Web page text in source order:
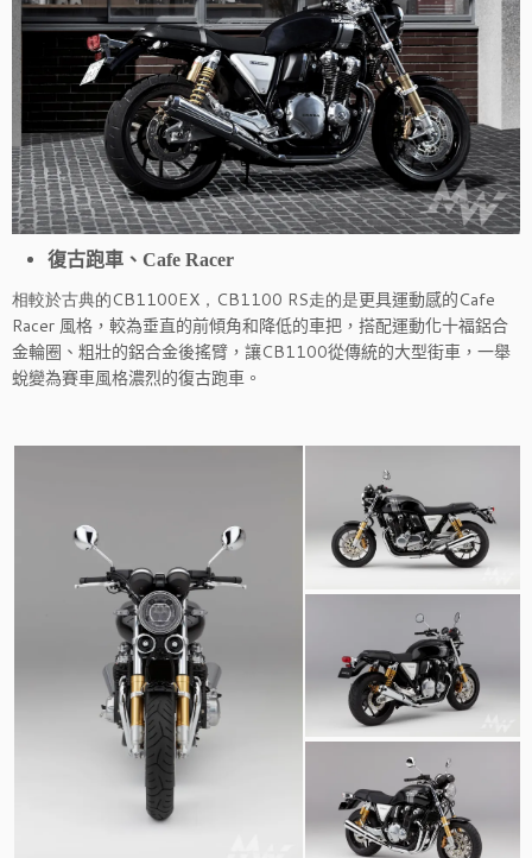
復古跑車、Cafe Racer
相較於古典的CB1100EX，CB1100 RS走的是更具運動感的Cafe
Racer 風格，較為垂直的前傾角和降低的車把，搭配運動化十福鋁合
金輪圈、粗壯的鋁合金後搖臂，讓CB1100從傳統的大型街車，一舉
蛻變為賽車風格濃烈的復古跑車。